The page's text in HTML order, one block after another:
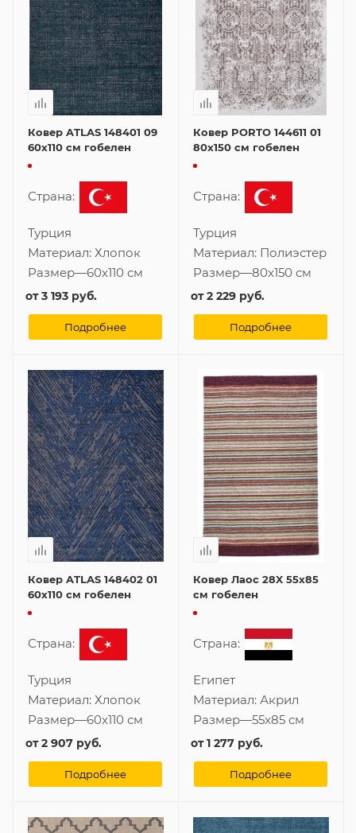
Ковер ATLAS 148401 09
60x110 см гобелен
Страна:
Турция
Материал: Хлопок
Размер—60x110 см
от3 193 руб.
Подробнее
Ковер PORTO 144611 01
80x150 см гобелен
Страна:
Турция
Материал: Полиэстер
Размер—80x150 см
от2 229 руб.
Подробнее
Ковер ATLAS 148402 01
60x110 см гобелен
Страна:
Турция
Материал: Хлопок
Размер—60x110 см
от2 907 руб.
Подробнее
Ковер Лаос 28X 55x85
см гобелен
Страна:
Египет
Материал: Акрил
Размер—55x85 см
от1 277 руб.
Подробнее